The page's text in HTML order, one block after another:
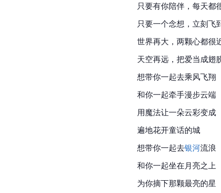
只要有你陪伴，每天都
只要一个念想，立刻飞
世界再大，两颗心都很
天空再远，把爱当成翅
想带你一起去乘风飞翔
和你一起牵手漫步云端
用魔法让一朵云彩变成
遍地花开童话的城
想带你一起去银河流浪
和你一起坐在月亮之上
为你摘下那颗最亮的星